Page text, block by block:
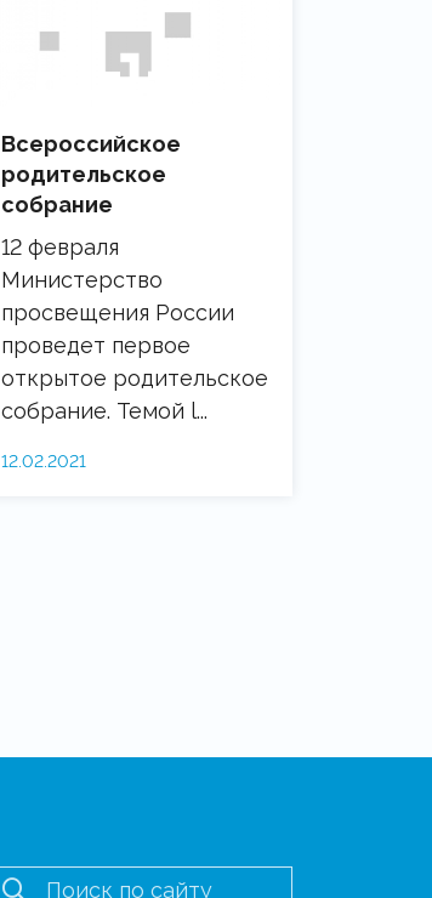
Всероссийское
родительское
собрание
12 февраля
Министерство
просвещения России
проведет первое
открытое родительское
собрание. Темой l...
12.02.2021